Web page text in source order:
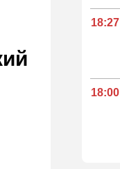
18:27
18:00